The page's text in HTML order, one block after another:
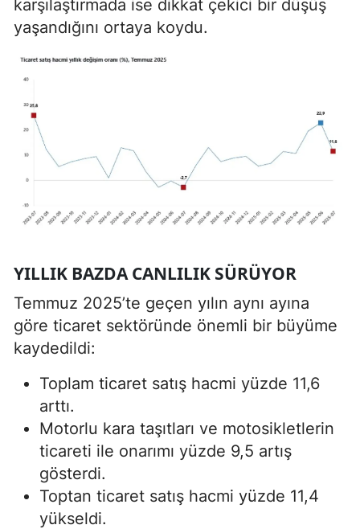
karşılaştırmada ise dikkat çekici bir düşüş
yaşandığını ortaya koydu.
YILLIK BAZDA CANLILIK SÜRÜYOR
Temmuz 2025’te geçen yılın aynı ayına
göre ticaret sektöründe önemli bir büyüme
kaydedildi:
Toplam ticaret satış hacmi yüzde 11,6
arttı.
Motorlu kara taşıtları ve motosikletlerin
ticareti ile onarımı yüzde 9,5 artış
gösterdi.
Toptan ticaret satış hacmi yüzde 11,4
yükseldi.